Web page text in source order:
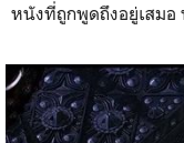
หนังที่ถูกพูดถึงอยู่เสมอ